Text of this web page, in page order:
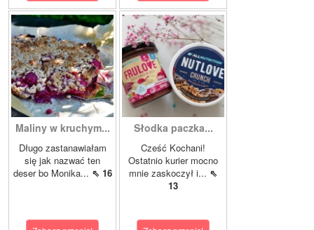
Maliny w kruchym...
Długo zastanawiałam
się jak nazwać ten
deser bo Monika... ⇖ 16
Słodka paczka...
Cześć Kochani!
Ostatnio kurier mocno
mnie zaskoczył i... ⇖
13